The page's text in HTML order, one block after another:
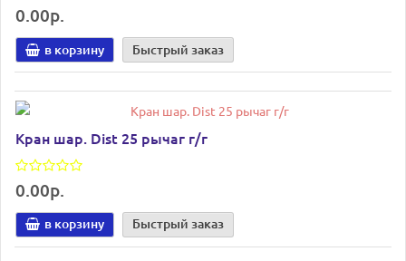
0.00р.
в корзину Быстрый заказ
Кран шар. Dist 25 рычаг г/г
0.00р.
в корзину Быстрый заказ